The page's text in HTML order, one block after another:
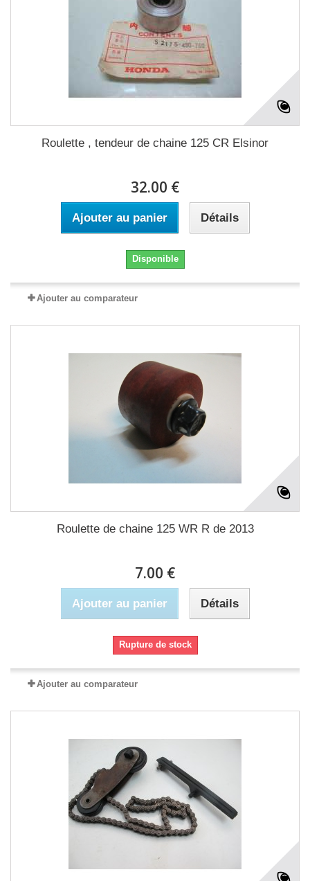
Roulette , tendeur de chaine 125 CR Elsinor
32.00 €
Ajouter au panier Détails
Disponible
Ajouter au comparateur
Roulette de chaine 125 WR R de 2013
7.00 €
Ajouter au panier Détails
Rupture de stock
Ajouter au comparateur